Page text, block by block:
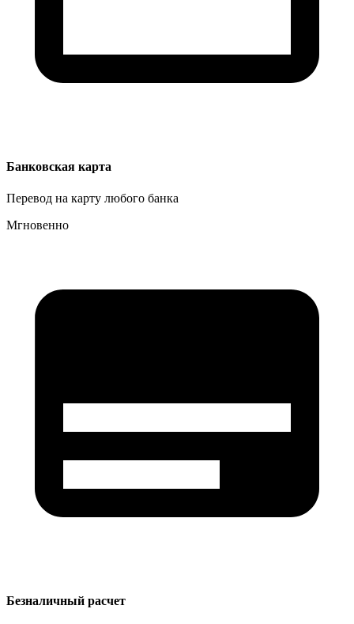
Банковская карта
Перевод на карту любого банка
Мгновенно
Безналичный расчет